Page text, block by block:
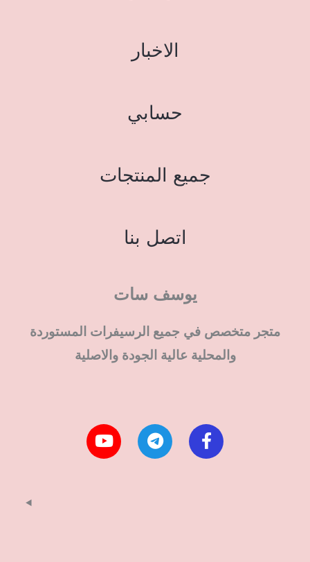
الاخبار
حسابي
جميع المنتجات
اتصل بنا
يوسف سات
متجر متخصص في جميع الرسيفرات المستوردة
والمحلية عالية الجودة والاصلية